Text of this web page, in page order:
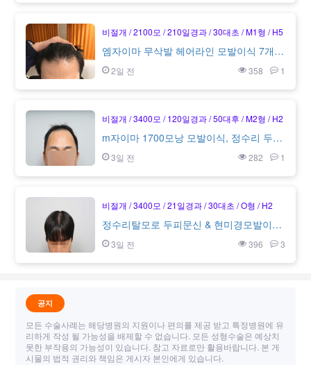
비절개 2100모 210일경과 30대초 M1형 H5
엠자이마 무삭발 헤어라인 모발이식 7개월차 모원성형외과 정재홍원장님
2일 전 358 1
비절개 3400모 120일경과 50대후 M2형 H2
m자이마 1700모낭 모발이식, 정수리 두피문신 4개월차 모원성형외과
3일 전 282 1
비절개 3400모 21일경과 30대초 O형 H2
정수리탈모로 두피문신 & 현미경모발이식받은 3주차 후기(무삭발 비절개, 1700모낭, 모원성형외과)
3일 전 396 3
공지
모든 수술사례는 해당병원의 지원이나 편의를 제공 받고 특정병원에 유
리하게 작성 될 가능성을 배제할 수 없습니다. 모든 성형수술은 예상치
못한 부작용의 가능성이 있습니다. 참고 자료로만 활용바랍니다. 본 게
시물의 법적 권리와 책임은 게시자 본인에게 있습니다.